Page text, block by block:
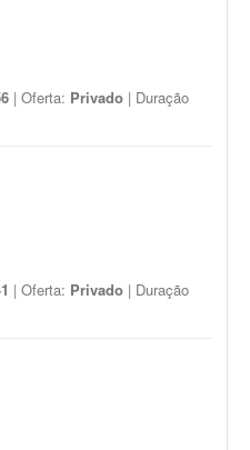
| Oferta: Privado | Duração
| Oferta: Privado | Duração